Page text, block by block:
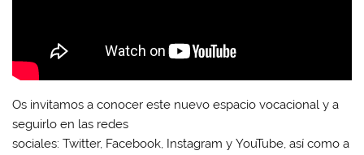
Os invitamos a conocer este nuevo espacio vocacional y a
seguirlo en las redes
sociales: Twitter, Facebook, Instagram y YouTube, así como a